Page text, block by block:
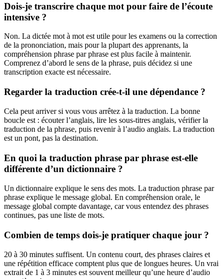
Dois-je transcrire chaque mot pour faire de l’écoute
intensive ?
Non. La dictée mot à mot est utile pour les examens ou la correction
de la prononciation, mais pour la plupart des apprenants, la
compréhension phrase par phrase est plus facile à maintenir.
Comprenez d’abord le sens de la phrase, puis décidez si une
transcription exacte est nécessaire.
Regarder la traduction crée-t-il une dépendance ?
Cela peut arriver si vous vous arrêtez à la traduction. La bonne
boucle est : écouter l’anglais, lire les sous-titres anglais, vérifier la
traduction de la phrase, puis revenir à l’audio anglais. La traduction
est un pont, pas la destination.
En quoi la traduction phrase par phrase est-elle
différente d’un dictionnaire ?
Un dictionnaire explique le sens des mots. La traduction phrase par
phrase explique le message global. En compréhension orale, le
message global compte davantage, car vous entendez des phrases
continues, pas une liste de mots.
Combien de temps dois-je pratiquer chaque jour ?
20 à 30 minutes suffisent. Un contenu court, des phrases claires et
une répétition efficace comptent plus que de longues heures. Un vrai
extrait de 1 à 3 minutes est souvent meilleur qu’une heure d’audio